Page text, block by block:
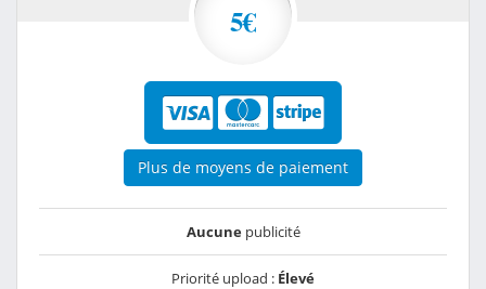
5€
Plus de moyens de paiement
Aucunepublicité
Priorité upload : Élevé